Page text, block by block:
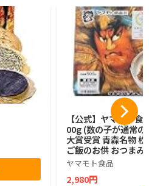
【公式】ヤマモト食
00g (数の子が通常
大賞受賞 青森名物
ご飯のお供 おつまみ
産 ギフト お中元 お
ヤマモト食品
2,980円